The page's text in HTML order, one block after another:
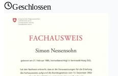
Geschlossen